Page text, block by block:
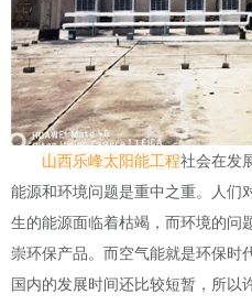
山西乐峰太阳能工程社会在发
能源和环境问题是重中之重。人们
生的能源面临着枯竭，而环境的问
崇环保产品。而空气能就是环保时
国内的发展时间还比较短暂，所以